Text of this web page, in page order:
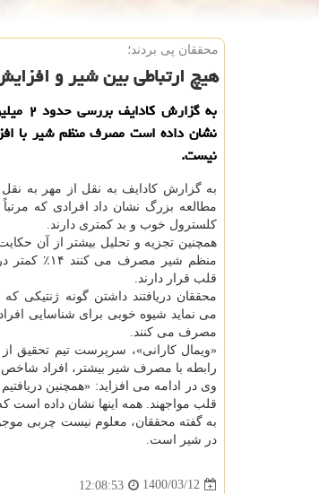
محققان پی بردند؛
هیچ ارتباطی بین شیر و
به
نشان داده است مصرف منظم شیر با
نیست.
به گزارش کادایف به نقل از مهر به
مطالعه بزرگ نشان داد افرادی که
کلسترول خوب و بد کمتری دارند.
همچنین تجزیه و تحلیل بیشتر از آن
منظم شیر
قلب قرار دارند.
محققان دریافتند داشتن گونه ژنتیکی
می نماید شیوه خوبی برای شناسایی
مصرف می کنند.
«ویمال کارانی»، سرپرست تیم تحقیق از
رابطه با مصرف شیر بیشتر، افراد شاخص
وی در ادامه می افزاید: «همچنین
قلب مواجهند. همه اینها نشان داده
به گفته محققان، معلوم نیست چربی
در شیر است.
1400/03/12
12:08:53